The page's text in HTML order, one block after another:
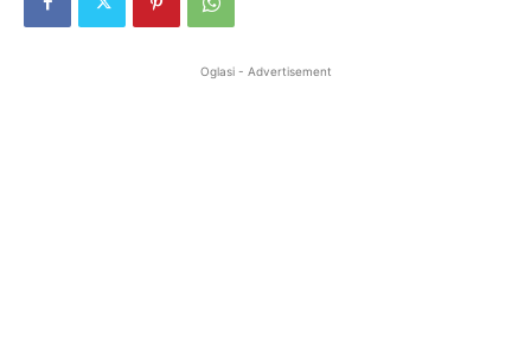
Oglasi - Advertisement